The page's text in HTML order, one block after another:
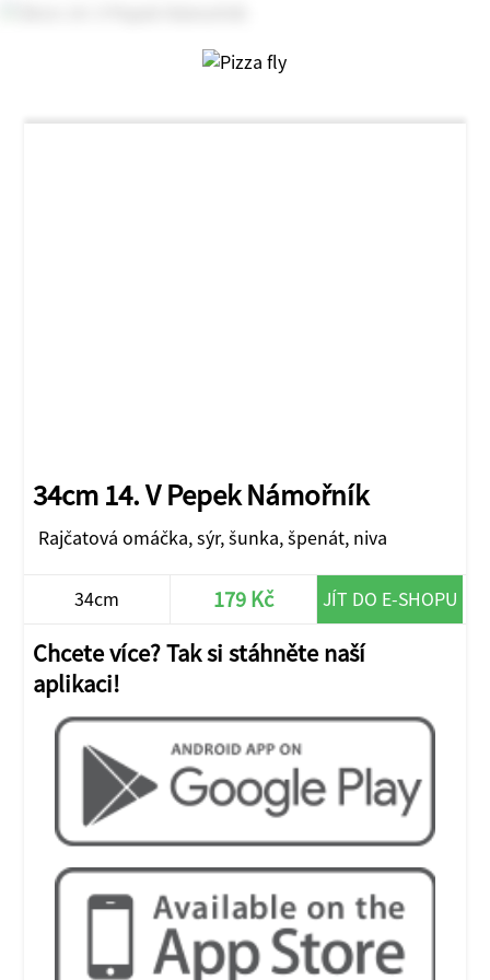
34cm 14. V Pepek Námořník
Rajčatová omáčka, sýr, šunka, špenát, niva
34cm 179 Kč JÍT DO E-SHOPU
Chcete více? Tak si stáhněte naší
aplikaci!